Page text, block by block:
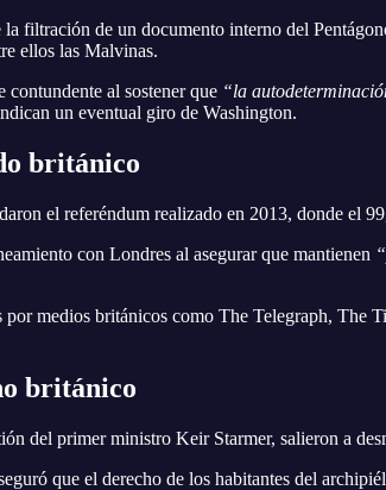
filtración de un documento interno del
ellos las Malvinas.
al sostener que “la
un eventual giro de Washington.
británico
el referéndum realizado en 2013, donde el
con Londres al asegurar que mantienen
por medios británicos como The Telegraph, The
británico
del primer ministro Keir Starmer, salieron a
que el derecho de los habitantes del